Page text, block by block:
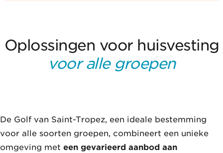
Oplossingen voor huisvesting
voor alle groepen
De Golf van Saint-Tropez, een ideale bestemming
voor alle soorten groepen, combineert een unieke
omgeving met een gevarieerd aanbod aan